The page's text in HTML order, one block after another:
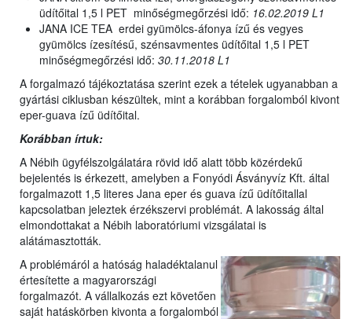
üdítőital 1,5 l PET minőségmegőrzési idő: 16.02.2019 L1
JANA ICE TEA erdei gyümölcs-áfonya ízű és vegyes
gyümölcs ízesítésű, szénsavmentes üdítőital 1,5 l PET
minőségmegőrzési idő: 30.11.2018 L1
A forgalmazó tájékoztatása szerint ezek a tételek ugyanabban a
gyártási ciklusban készültek, mint a korábban forgalomból kivont
eper-guava ízű üdítőital.
Korábban írtuk:
A Nébih ügyfélszolgálatára rövid idő alatt több közérdekű
bejelentés is érkezett, amelyben a Fonyódi Ásványvíz Kft. által
forgalmazott 1,5 literes Jana eper és guava ízű üdítőitallal
kapcsolatban jeleztek érzékszervi problémát. A lakosság által
elmondottakat a Nébih laboratóriumi vizsgálatai is
alátámasztották.
A problémáról a hatóság haladéktalanul
értesítette a magyarországi
forgalmazót. A vállalkozás ezt követően
saját hatáskörben kivonta a forgalomból